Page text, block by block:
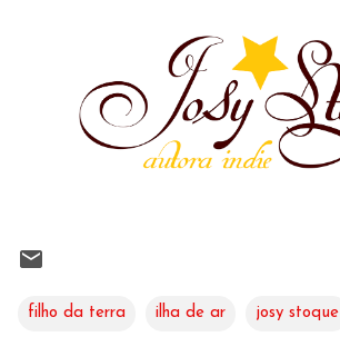
filho da terra ilha de ar josy stoque